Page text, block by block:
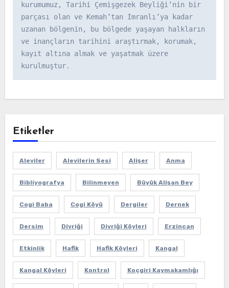
kurumumuz, Tarihi Çemişgezek Beyliği’nin bir
parçası olan ve Kemah’tan İmranlı’ya kadar
uzanan bölgenin, bu bölgede yaşayan halkların
ve inançların tarihini araştırmak, korumak,
kayıt altına almak ve yaşatmak üzere
kurulmuştur.
Etiketler
Aleviler Alevilerin Sesi Alişer Anma
Bibliyografya Bilinmeyen Büyük Alişan Bey
Cogi Baba Cogi Köyü Dergiler Dernek
Dersim Divriği Divriği Köyleri Erzincan
Etkinlik Hafik Hafik Köyleri Kangal
Kangal Köyleri Kontrol Koçgiri Kaymakamlığı